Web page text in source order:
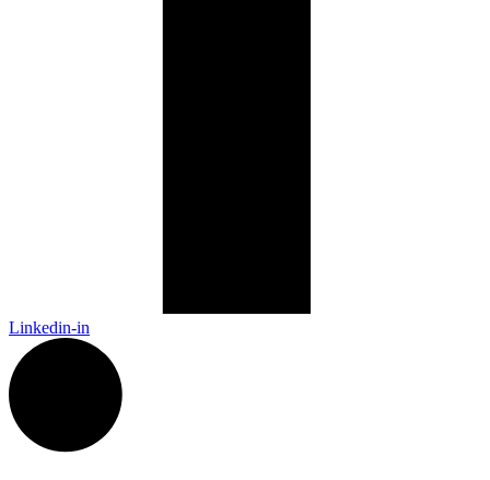
Linkedin-in